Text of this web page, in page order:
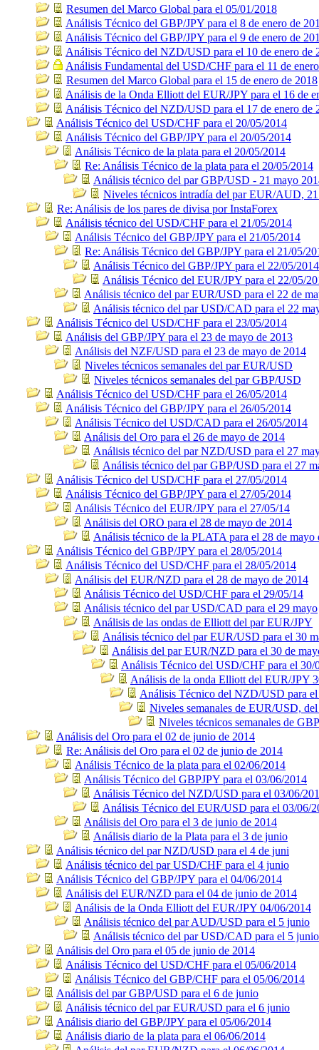
Resumen del Marco Global para el 05/01/2018
Análisis Técnico del GBP/JPY para el 8 de enero de
Análisis Técnico del GBP/JPY para el 9 de enero de
Análisis Técnico del NZD/USD para el 10 de enero de
Análisis Fundamental del USD/CHF para el 11 de
Resumen del Marco Global para el 15 de enero de 2018
Análisis de la Onda Elliott del EUR/JPY para el 16 de
Análisis Técnico del NZD/USD para el 17 de enero de
Análisis Técnico del USD/CHF para el 20/05/2014
Análisis Técnico del GBP/JPY para el 20/05/2014
Análisis Técnico de la plata para el 20/05/2014
Re: Análisis Técnico de la plata para el 20/05/2014
Análisis técnico del par GBP/USD - 21 mayo
Niveles técnicos intradía del par EUR/AUD,
Re: Análisis de los pares de divisa por InstaForex
Análisis técnico del USD/CHF para el 21/05/2014
Análisis Técnico del GBP/JPY para el 21/05/2014
Re: Análisis Técnico del GBP/JPY para el 21/05/
Análisis Técnico del GBP/JPY para el 22/05/2014
Análisis Técnico del EUR/JPY para el 22/05/
Análisis técnico del par EUR/USD para el 22 de
Análisis técnico del par USD/CAD para el 22
Análisis Técnico del USD/CHF para el 23/05/2014
Análisis del GBP/JPY para el 23 de mayo de 2013
Análisis del NZF/USD para el 23 de mayo de 2014
Niveles técnicos semanales del par EUR/USD
Niveles técnicos semanales del par GBP/USD
Análisis Técnico del USD/CHF para el 26/05/2014
Análisis Técnico del GBP/JPY para el 26/05/2014
Análisis Técnico del USD/CAD para el 26/05/2014
Análisis del Oro para el 26 de mayo de 2014
Análisis técnico del par NZD/USD para el 27
Análisis técnico del par GBP/USD para el 27
Análisis Técnico del USD/CHF para el 27/05/2014
Análisis Técnico del GBP/JPY para el 27/05/2014
Análisis Técnico del EUR/JPY para el 27/05/14
Análisis del ORO para el 28 de mayo de 2014
Análisis técnico de la PLATA para el 28 de mayo
Análisis Técnico del GBP/JPY para el 28/05/2014
Análisis Técnico del USD/CHF para el 28/05/2014
Análisis del EUR/NZD para el 28 de mayo de 2014
Análisis Técnico del USD/CHF para el 29/05/14
Análisis técnico del par USD/CAD para el 29 mayo
Análisis de las ondas de Elliott del par EUR/JPY
Análisis técnico del par EUR/USD para el 30
Análisis del par EUR/NZD para el 30 de
Análisis Técnico del USD/CHF para el 30/
Análisis de la onda Elliott del EUR/JPY
Análisis Técnico del NZD/USD para
Niveles semanales de EUR/USD,
Niveles técnicos semanales de
Análisis del Oro para el 02 de junio de 2014
Re: Análisis del Oro para el 02 de junio de 2014
Análisis Técnico de la plata para el 02/06/2014
Análisis Técnico del GBPJPY para el 03/06/2014
Análisis Técnico del NZD/USD para el 03/06/
Análisis Técnico del EUR/USD para el 03/06/
Análisis del Oro para el 3 de junio de 2014
Análisis diario de la Plata para el 3 de junio
Análisis técnico del par NZD/USD para el 4 de juni
Análisis técnico del par USD/CHF para el 4 junio
Análisis Técnico del GBP/JPY para el 04/06/2014
Análisis del EUR/NZD para el 04 de junio de 2014
Análisis de la Onda Elliott del EUR/JPY 04/06/2014
Análisis técnico del par AUD/USD para el 5 junio
Análisis técnico del par USD/CAD para el 5 junio
Análisis del Oro para el 05 de junio de 2014
Análisis Técnico del USD/CHF para el 05/06/2014
Análisis Técnico del GBP/CHF para el 05/06/2014
Análisis del par GBP/USD para el 6 de junio
Análisis técnico del par EUR/USD para el 6 junio
Análisis diario del GBP/JPY para el 05/06/2014
Análisis diario de la plata para el 06/06/2014